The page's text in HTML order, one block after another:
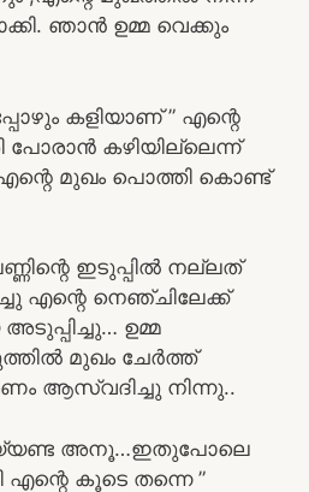
ഞാൻ ഉമ്മ വെക്കും
കളിയാണ് ” എന്റെ
പോരാൻ കഴിയില്ലെന്ന്
മുഖം പൊത്തി കൊണ്ട്
ഇടുപ്പിൽ നല്ലത്
എന്റെ നെഞ്ചിലേക്ക്
ഉമ്മ
മുഖം ചേർത്ത്
ആസ്വദിച്ചു നിന്നു..
അനൂ…ഇതുപോലെ
എന്റെ കൂടെ തന്നെ ”